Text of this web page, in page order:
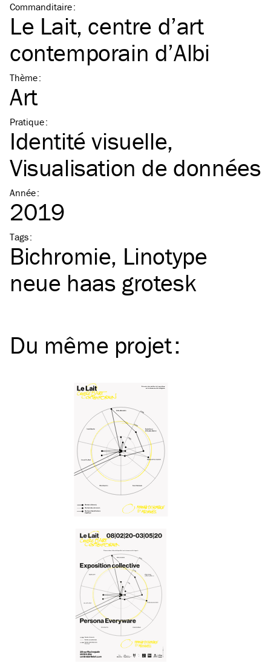
Commanditaire:
Le Lait, centre d’art
contemporain d’Albi
Thème:
Art
Pratique:
Identité visuelle
Visualisation de données
Année:
2019
Tags:
Bichromie Linotype
neue haas grotesk
Du même projet: